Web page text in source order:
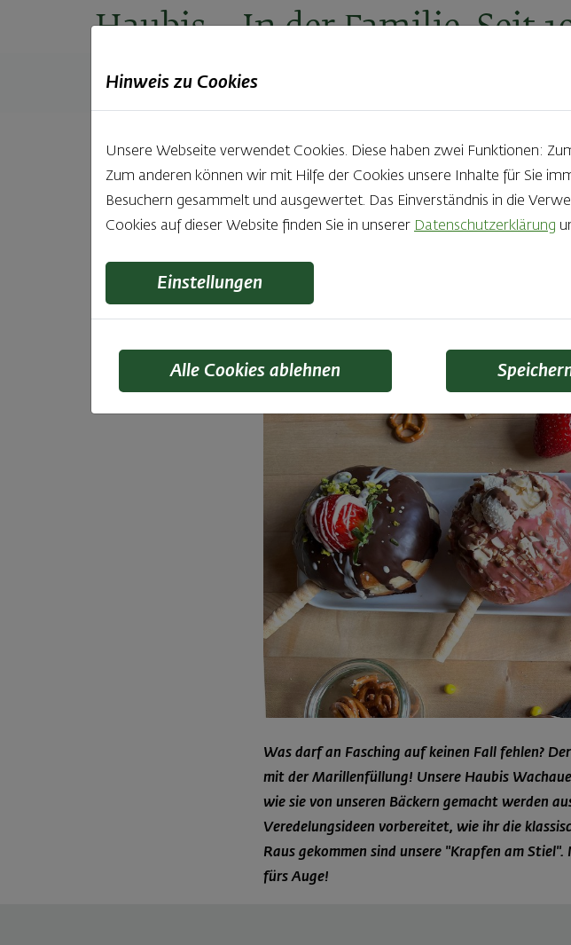
Haubis– In der Familie. Seit
Produkte Backstuben
Krapfen am
dir die
Was darf an Fasching auf keinen Fall fehlen?
mit der Marillenfüllung! Unsere Haubis
wie sie von unseren Bäckern gemacht werden
Veredelungsideen vorbereitet, wie ihr die
Raus gekommen sind unsere "Krapfen am
fürs Auge!
Hinweis zu Cookies
Unsere Webseite verwendet Cookies. Diese haben zwei Funktionen:
Zum anderen können wir mit Hilfe der Cookies unsere Inhalte für Sie
Besuchern gesammelt und ausgewertet. Das Einverständnis in die
Cookies auf dieser Website finden Sie in unserer Datenschutzerklärung
Einstellungen
Alle Cookies ablehnen